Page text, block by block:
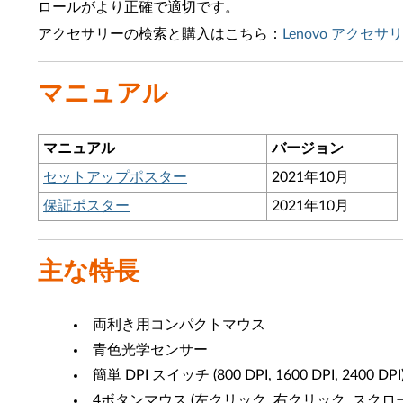
ロールがより正確で適切です。
アクセサリーの検索と購入はこちら：
Lenovo アクセサ
マニュアル
マニュアル
バージョン
セットアップポスター
2021年10月
保証ポスター
2021年10月
主な特長
両利き用コンパクトマウス
青色光学センサー
簡単 DPI スイッチ (800 DPI, 1600 DPI, 2400